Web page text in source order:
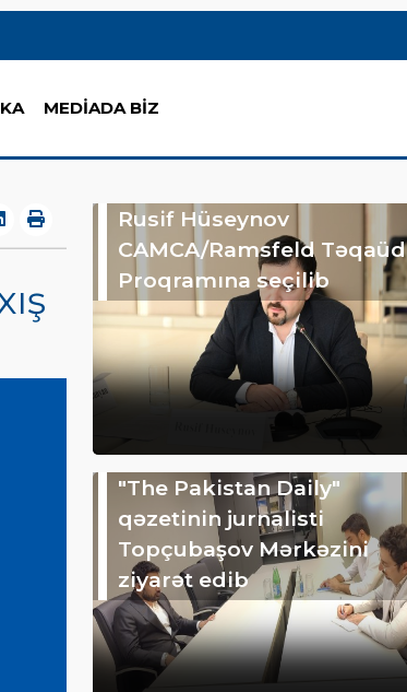
MEDİADA BİZ
Rusif Hüseynov
CAMCA/Ramsfeld Təqaüd
Proqramına seçilib
"The Pakistan Daily"
qəzetinin jurnalisti
Topçubaşov Mərkəzini
ziyarət edib